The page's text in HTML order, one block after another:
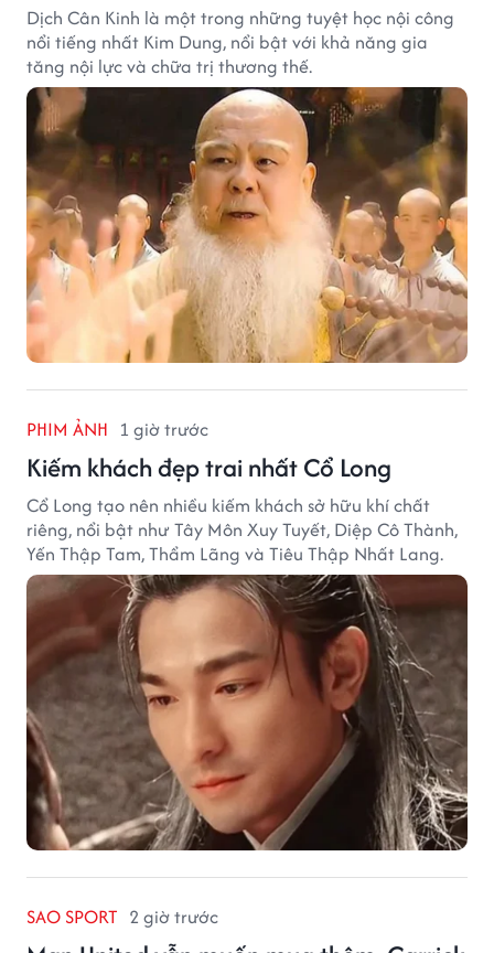
Dịch Cân Kinh là một trong những tuyệt học nội công
nổi tiếng nhất Kim Dung, nổi bật với khả năng gia
tăng nội lực và chữa trị thương thế.
PHIM ẢNH 1 giờ trước
Kiếm khách đẹp trai nhất Cổ Long
Cổ Long tạo nên nhiều kiếm khách sở hữu khí chất
riêng, nổi bật như Tây Môn Xuy Tuyết, Diệp Cô Thành,
Yến Thập Tam, Thẩm Lãng và Tiêu Thập Nhất Lang.
SAO SPORT 2 giờ trước